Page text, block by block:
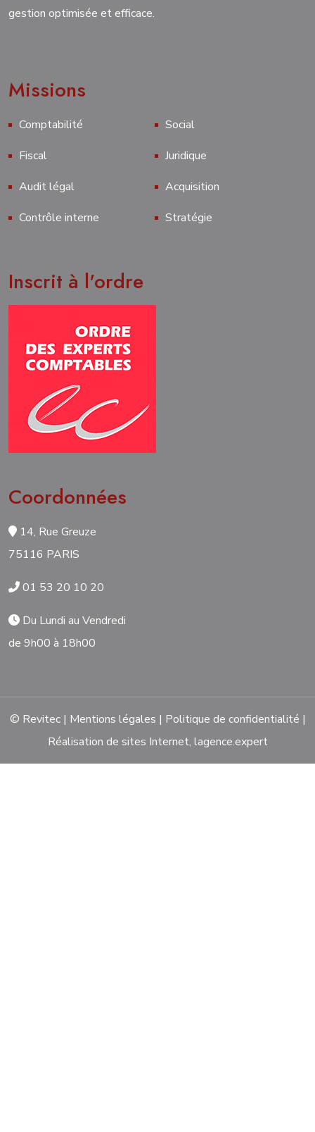
gestion optimisée et efficace.
Missions
Comptabilité
Social
Fiscal
Juridique
Audit légal
Acquisition
Contrôle interne
Stratégie
Inscrit à l'ordre
Coordonnées
14, Rue Greuze
75116 PARIS
01 53 20 10 20
Du Lundi au Vendredi
de 9h00 à 18h00
© Revitec | Mentions légales | Politique de confidentialité |
Réalisation de sites Internet, lagence.expert